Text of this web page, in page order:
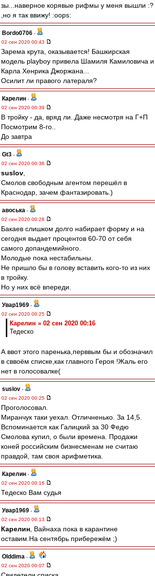
зы...наверное корявые рифмы у меня вышли :?
,но я так ввижу! :oops:
Bordo0706 -
02 сен 2020 00:43
Зарема крута, оказывается! Башкирская
модель playboy привела Шамиля Камиловича и
Карла Хенрика Джоржана...
Осилит ли правого латераля?
Карелин -
02 сен 2020 00:39
В тройку - да, вряд ли..Даже несмотря на Г+П
Посмотрим 8-го..
До завтра
Gt3 -
02 сен 2020 00:36
suslov
Смолов свободным агентом перешёл в
Краснодар, зачем фантазировать.)
авоська -
02 сен 2020 00:28
Бакаев слишком долго набирает форму и на
сегодня выдает процентов 60-70 от себя
самого допандемийного.
Молодые пока нестабильны.
Не пришло бы в голову вставить кого-то из них
в тройку.
Но у них всё впереди.
Увар1969 -
02 сен 2020 00:25
Карелин » 02 сен 2020 00:16
Тедеско
А ввот этого паренька,перввым бы и обозначил
в сввоём списке,как главного Героя !Жаль его
нет в голосовалке(
suslov -
02 сен 2020 00:25
Проголосовал.
Миранчук таки уехал. Отличненько. За 14,5.
Вспоминается как Галицкий за 30 Федю
Смолова купил, о были времена. Продажи
коней российским бизнесменам не считаю
правдой, там своя арифметика.
Карелин -
02 сен 2020 00:16
Тедеско Вам судья
Увар1969 -
02 сен 2020 00:13
Карелин , Вайнаха пока в карантине
оставим.На сентябрь прибережём ;)
Olddima -
02 сен 2020 00:07